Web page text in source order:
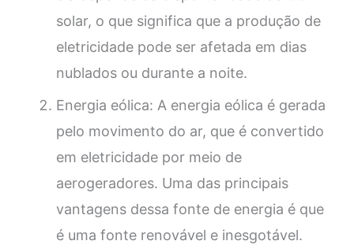
solar, o que significa que a produção de
eletricidade pode ser afetada em dias
nublados ou durante a noite.
Energia eólica: A energia eólica é gerada
pelo movimento do ar, que é convertido
em eletricidade por meio de
aerogeradores. Uma das principais
vantagens dessa fonte de energia é que
é uma fonte renovável e inesgotável.